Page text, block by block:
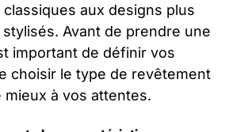
aux designs plus
Avant de prendre une
important de définir vos
choisir le type de revêtement
mieux à vos attentes.